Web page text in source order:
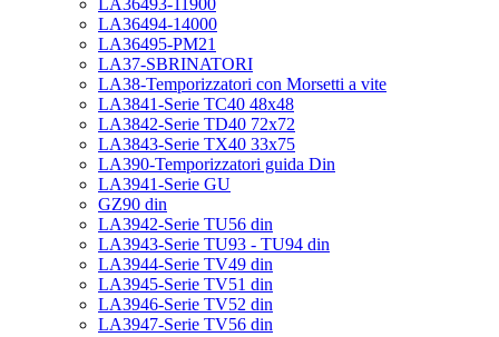
LA36493-11900
LA36494-14000
LA36495-PM21
LA37-SBRINATORI
LA38-Temporizzatori con Morsetti a vite
LA3841-Serie TC40 48x48
LA3842-Serie TD40 72x72
LA3843-Serie TX40 33x75
LA390-Temporizzatori guida Din
LA3941-Serie GU
GZ90 din
LA3942-Serie TU56 din
LA3943-Serie TU93 - TU94 din
LA3944-Serie TV49 din
LA3945-Serie TV51 din
LA3946-Serie TV52 din
LA3947-Serie TV56 din